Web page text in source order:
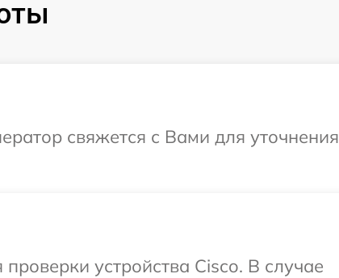
свяжется с Вами для уточнения
устройства Cisco. В случае